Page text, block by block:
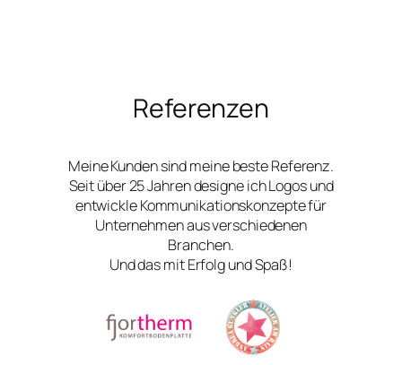
Referenzen
Meine Kunden sind meine beste Referenz.
Seit über 25 Jahren designe ich Logos und
entwickle Kommunikationskonzepte für
Unternehmen aus verschiedenen
Branchen.
Und das mit Erfolg und Spaß!